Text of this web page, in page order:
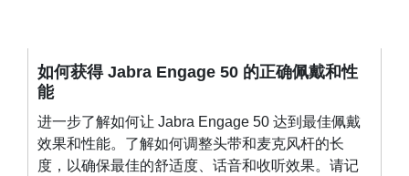
如何获得 Jabra Engage 50 的正确佩戴和性
能
进一步了解如何让 Jabra Engage 50 达到最佳佩戴
效果和性能。了解如何调整头带和麦克风杆的长
度，以确保最佳的舒适度、话音和收听效果。请记